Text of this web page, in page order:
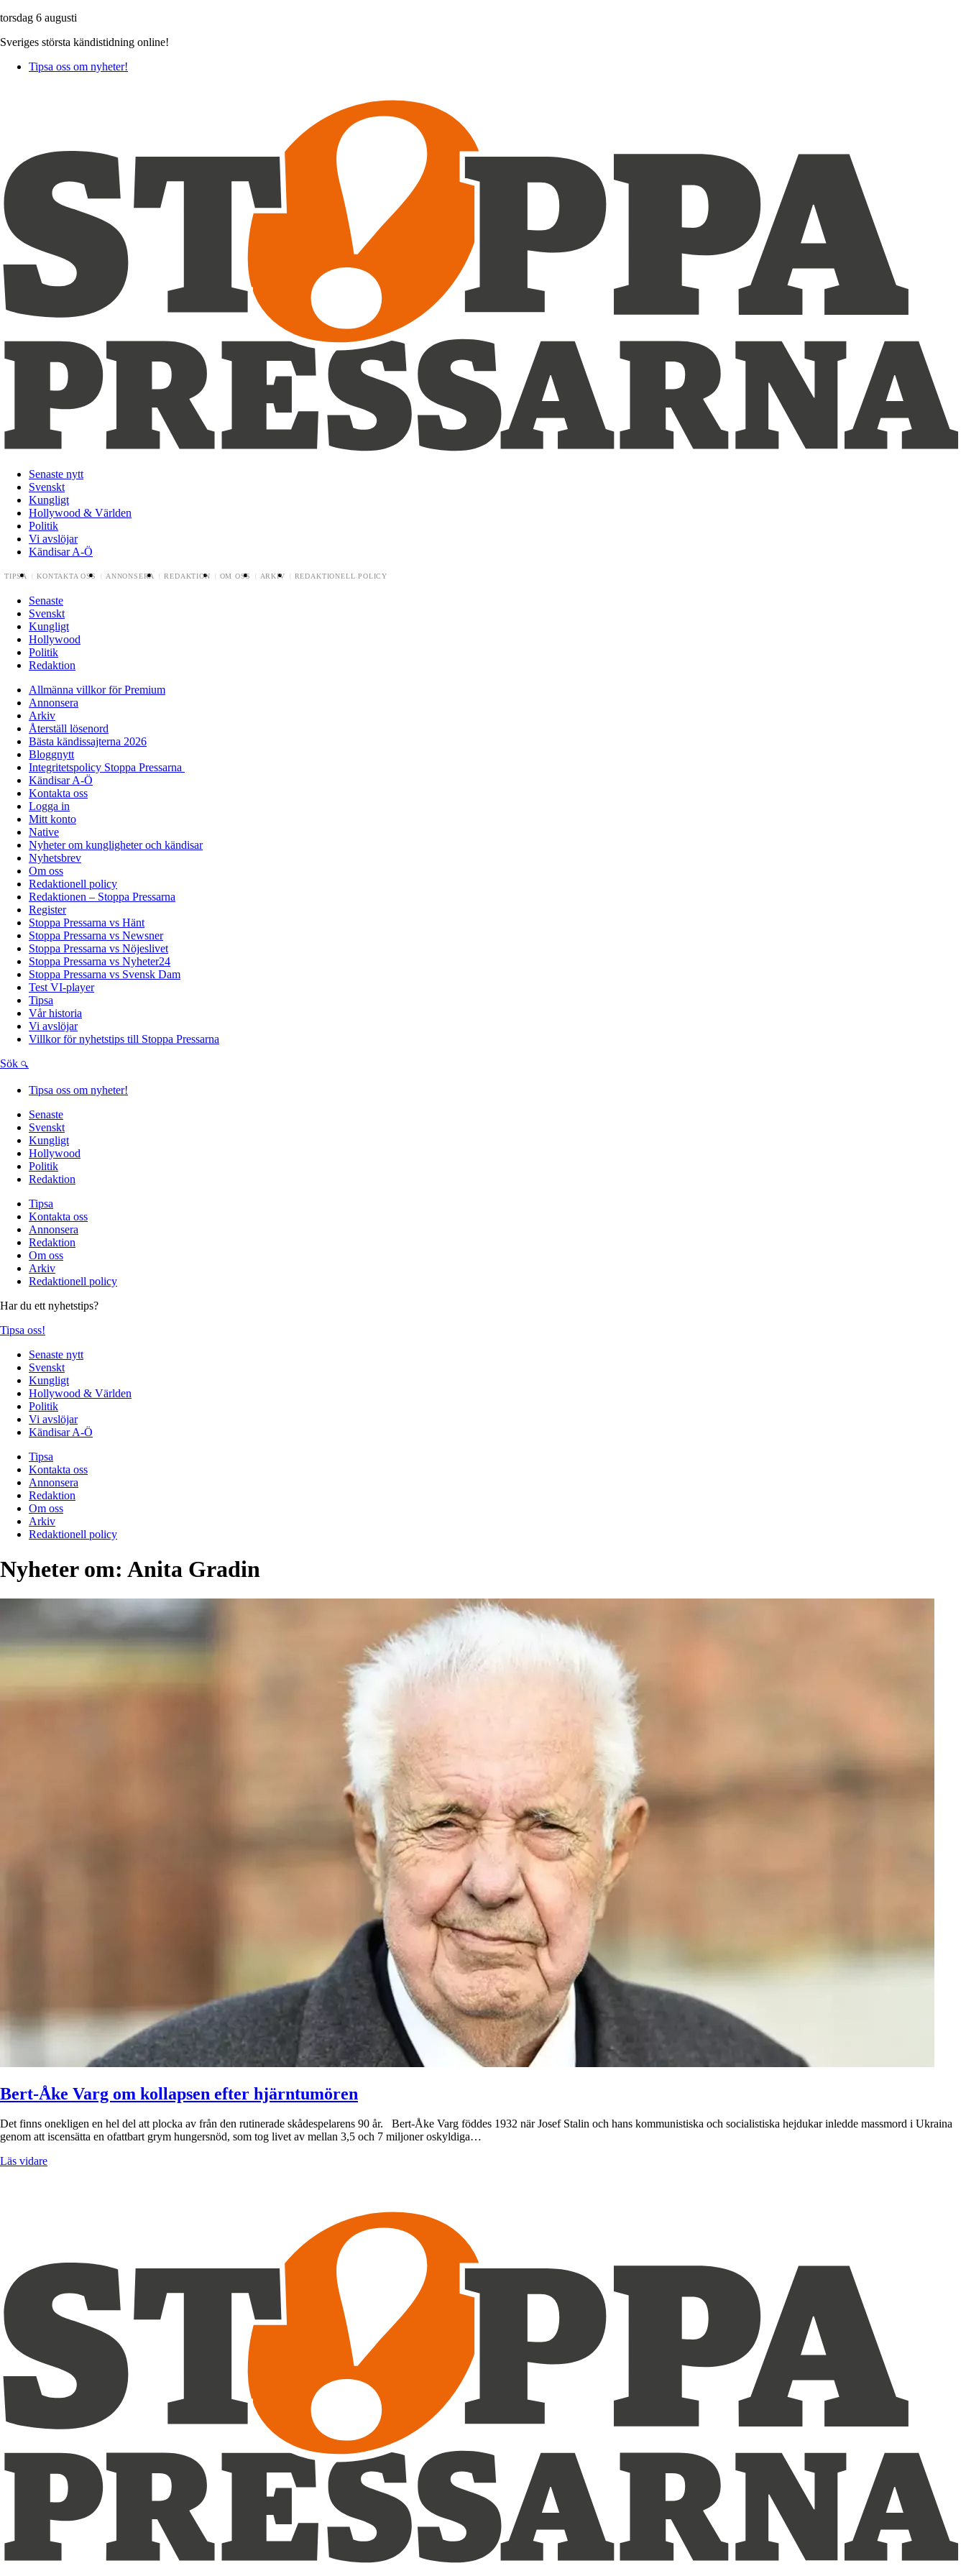
torsdag 6 augusti
Sveriges största kändistidning online!
Tipsa oss om nyheter!
Senaste nytt
Svenskt
Kungligt
Hollywood & Världen
Politik
Vi avslöjar
Kändisar A-Ö
TIPSA KONTAKTA OSS ANNONSERA REDAKTION OM OSS ARKIV REDAKTIONELL POLICY
Senaste
Svenskt
Kungligt
Hollywood
Politik
Redaktion
Allmänna villkor för Premium
Annonsera
Arkiv
Återställ lösenord
Bästa kändissajterna 2026
Bloggnytt
Integritetspolicy Stoppa Pressarna
Kändisar A-Ö
Kontakta oss
Logga in
Mitt konto
Native
Nyheter om kungligheter och kändisar
Nyhetsbrev
Om oss
Redaktionell policy
Redaktionen – Stoppa Pressarna
Register
Stoppa Pressarna vs Hänt
Stoppa Pressarna vs Newsner
Stoppa Pressarna vs Nöjeslivet
Stoppa Pressarna vs Nyheter24
Stoppa Pressarna vs Svensk Dam
Test VI-player
Tipsa
Vår historia
Vi avslöjar
Villkor för nyhetstips till Stoppa Pressarna
Sök
Tipsa oss om nyheter!
Senaste
Svenskt
Kungligt
Hollywood
Politik
Redaktion
Tipsa
Kontakta oss
Annonsera
Redaktion
Om oss
Arkiv
Redaktionell policy
Har du ett nyhetstips?
Tipsa oss!
Senaste nytt
Svenskt
Kungligt
Hollywood & Världen
Politik
Vi avslöjar
Kändisar A-Ö
Tipsa
Kontakta oss
Annonsera
Redaktion
Om oss
Arkiv
Redaktionell policy
Nyheter om: Anita Gradin
Bert-Åke Varg om kollapsen efter hjärntumören
Det finns onekligen en hel del att plocka av från den rutinerade skådespelarens 90 år. Bert-Åke Varg föddes 1932 när Josef Stalin och hans kommunistiska och socialistiska hejdukar inledde massmord i Ukraina
genom att iscensätta en ofattbart grym hungersnöd, som tog livet av mellan 3,5 och 7 miljoner oskyldiga…
Läs vidare